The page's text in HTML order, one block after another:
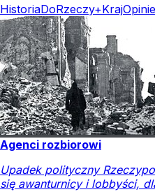
HistoriaDoRzeczy+KrajOpinie
Agenci rozbiorowi
Upadek polityczny
się awanturnicy i lobbyści,